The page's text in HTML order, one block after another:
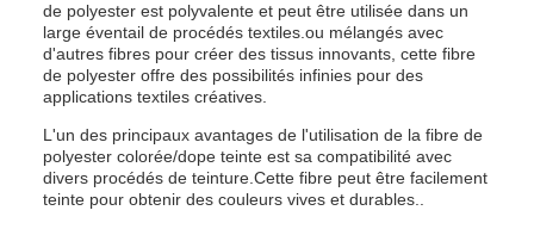
de polyester est polyvalente et peut être utilisée dans un
large éventail de procédés textiles.ou mélangés avec
d'autres fibres pour créer des tissus innovants, cette fibre
de polyester offre des possibilités infinies pour des
applications textiles créatives.
L'un des principaux avantages de l'utilisation de la fibre de
polyester colorée/dope teinte est sa compatibilité avec
divers procédés de teinture.Cette fibre peut être facilement
teinte pour obtenir des couleurs vives et durables..